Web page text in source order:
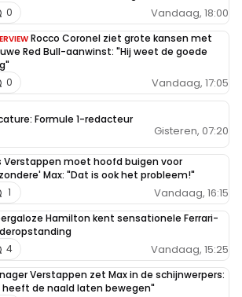
Vandaag, 18:00
0
Rocco Coronel ziet grote kansen met
Red Bull-aanwinst: "Hij weet de goede
Vandaag, 17:05
0
Formule 1-redacteur
Gisteren, 07:20
Verstappen moet hoofd buigen voor
Max: "Dat is ook het probleem!"
Vandaag, 16:15
1
Hamilton kent sensationele Ferrari-
Vandaag, 15:25
4
Verstappen zet Max in de schijnwerpers:
heeft de naald laten bewegen"